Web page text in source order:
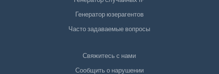
Генератор юзерагентов
Часто задаваемые вопросы
Свяжитесь с нами
Сообщить о нарушении